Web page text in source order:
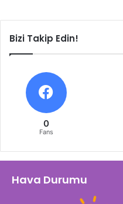
Bizi Takip Edin!
0
Fans
Hava Durumu